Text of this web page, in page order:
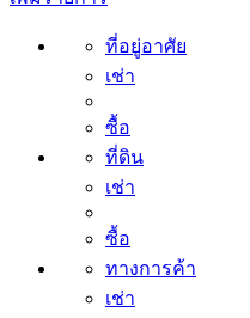
ที่อยู่อาศัย
เช่า
ซื้อ
ที่ดิน
เช่า
ซื้อ
ทางการค้า
เช่า